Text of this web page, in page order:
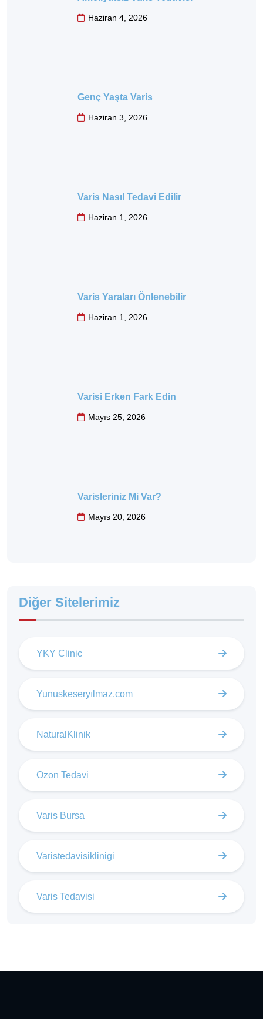
Haziran 4, 2026
Genç Yaşta Varis
Haziran 3, 2026
Varis Nasıl Tedavi Edilir
Haziran 1, 2026
Varis Yaraları Önlenebilir
Haziran 1, 2026
Varisi Erken Fark Edin
Mayıs 25, 2026
Varisleriniz Mi Var?
Mayıs 20, 2026
Diğer Sitelerimiz
YKY Clinic
Yunuskeseryılmaz.com
NaturalKlinik
Ozon Tedavi
Varis Bursa
Varistedavisiklinigi
Varis Tedavisi